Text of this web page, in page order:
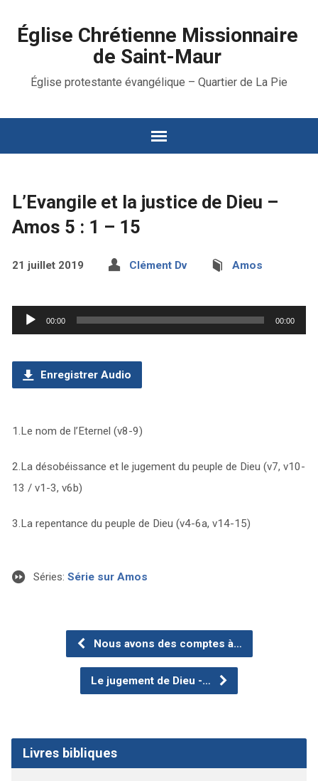
Église Chrétienne Missionnaire
de Saint-Maur
Église protestante évangélique – Quartier de La Pie
L’Evangile et la justice de Dieu –
Amos 5 : 1 – 15
21 juillet 2019 Clément Dv Amos
Lecteur
audio
00:00 00:00
Enregistrer Audio
1.Le nom de l’Eternel (v8-9)
2.La désobéissance et le jugement du peuple de Dieu (v7, v10-
13 / v1-3, v6b)
3.La repentance du peuple de Dieu (v4-6a, v14-15)
Séries: Série sur Amos
Nous avons des comptes à…
Le jugement de Dieu -…
Livres bibliques